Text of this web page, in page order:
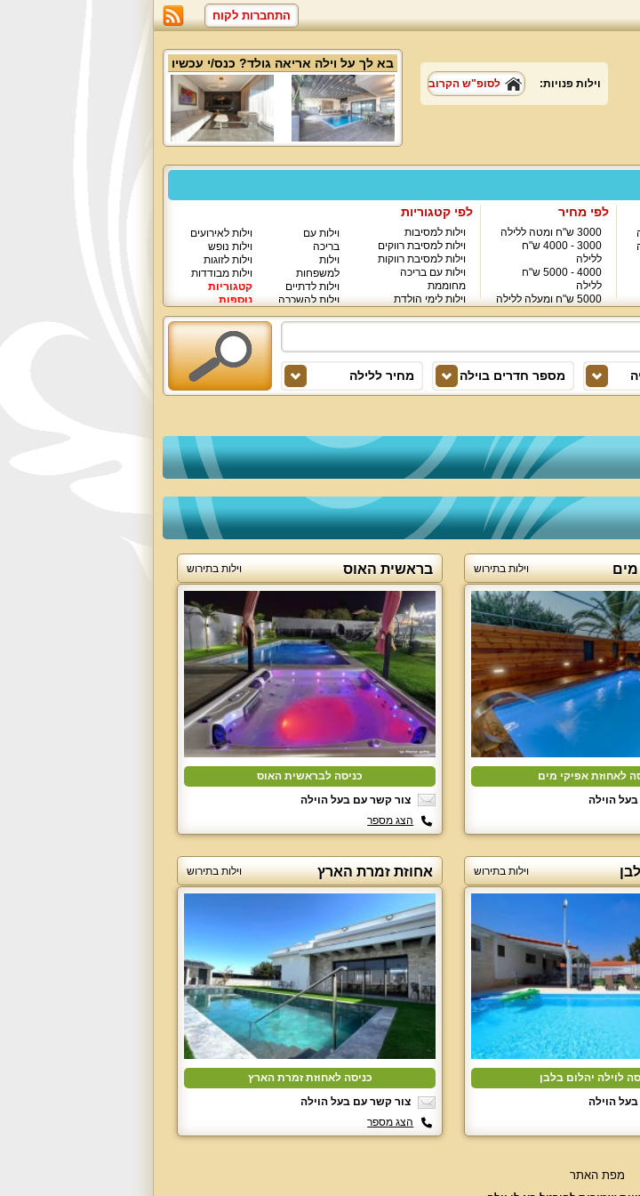
התחברות לקוח
בא לך על וילה אריאה גולד? כנס/י עכשיו
וילות פנויות: לסופ"ש הקרוב
לפי מחיר
3000 ש"ח ומטה ללילה
3000 - 4000 ש"ח
ללילה
4000 - 5000 ש"ח
ללילה
5000 ש"ח ומעלה ללילה
לפי קטגוריות
וילות למסיבות
וילות למסיבת רווקים
וילות למסיבת רווקות
וילות עם בריכה
מחוממת
וילות לימי הולדת
וילות עם
בריכה
וילות
למשפחות
וילות לדתיים
וילות להשכרה
וילות יוקרתיות
וילות לאירועים
וילות נופש
וילות לזוגות
וילות מבודדות
קטגוריות
נוספות
מספר חדרים בוילה מחיר ללילה
מים וילות בתירוש
לאחוזת אפיקי מים
הוילה
בראשית האוס וילות בתירוש
כניסה לבראשית האוס
צור קשר עם בעל הוילה
הצג מספר
וילות בתירוש
לוילה יהלום בלבן
הוילה
אחוזת זמרת הארץ וילות בתירוש
כניסה לאחוזת זמרת הארץ
צור קשר עם בעל הוילה
הצג מספר
מפת האתר